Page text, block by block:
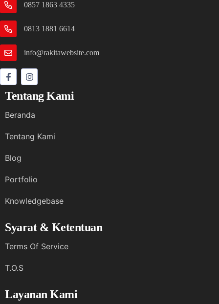
0857 1863 4335
0813 1881 6614
info@rakitawebsite.com
Tentang Kami
Beranda
Tentang Kami
Blog
Portfolio
Knowledgebase
Syarat & Ketentuan
Terms Of Service
T.O.S
Layanan Kami